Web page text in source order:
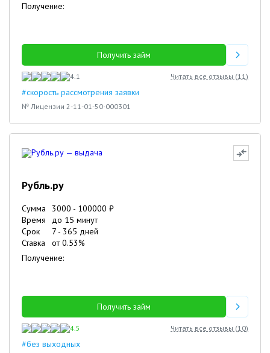
Получение:
Получить займ
4.1 Читать все отзывы (11)
#скорость рассмотрения заявки
№ Лицензии 2-11-01-50-000301
Рубль.ру
Сумма 3000 - 100000 ₽
Время
до 15 минут
Срок
7 - 365 дней
Ставка
от0.53%
Получение:
Получить займ
4.5 Читать все отзывы (10)
#без выходных